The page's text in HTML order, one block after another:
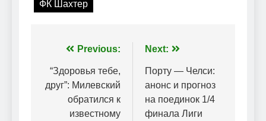
ФК Шахтер
Навігація
записів
Previous:
“Здоровья тебе,
друг”: Милевский
обратился к
известному
Next:
Порту — Челси:
анонс и прогноз
на поединок 1/4
финала Лиги